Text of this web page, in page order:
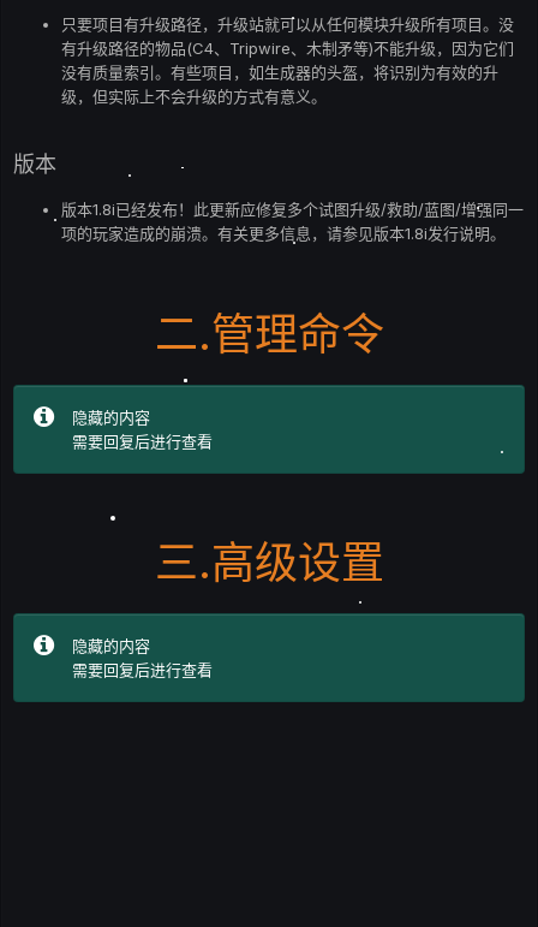
只要项目有升级路径，升级站就可以从任何模块升级所有项目。没
有升级路径的物品(C4、Tripwire、木制矛等)不能升级，因为它们
没有质量索引。有些项目，如生成器的头盔，将识别为有效的升
级，但实际上不会升级的方式有意义。
版本
版本1.8i已经发布！此更新应修复多个试图升级/救助/蓝图/增强同一
项的玩家造成的崩溃。有关更多信息，请参见版本1.8i发行说明。
二.管理命令
隐藏的内容
需要回复后进行查看
三.高级设置
隐藏的内容
需要回复后进行查看